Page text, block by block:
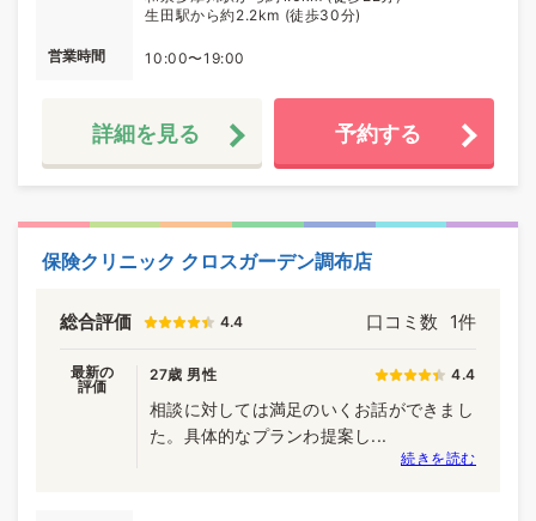
生田駅から約2.2km (徒歩30分)
営業時間 10:00〜19:00
詳細を見る 予約する
保険クリニック クロスガーデン調布店
総合評価 4.4 口コミ数 1件
最新の
評価
27歳 男性 4.4
相談に対しては満足のいくお話ができまし
た。具体的なプランわ提案し...
続きを読む